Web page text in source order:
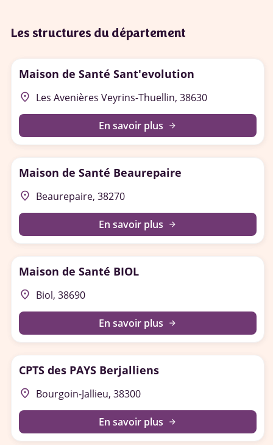
Les structures du département
Maison de Santé Sant'evolution
place Les Avenières Veyrins-Thuellin, 38630
En savoir plus arrow_forward
Maison de Santé Beaurepaire
place Beaurepaire, 38270
En savoir plus arrow_forward
Maison de Santé BIOL
place Biol, 38690
En savoir plus arrow_forward
CPTS des PAYS Berjalliens
place Bourgoin-Jallieu, 38300
En savoir plus arrow_forward